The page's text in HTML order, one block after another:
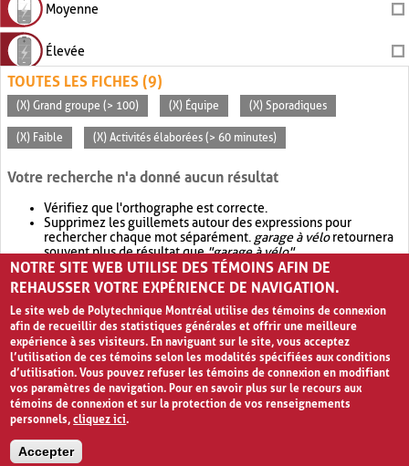
Moyenne
Élevée
TOUTES LES FICHES (9)
(X) Grand groupe (> 100) (X) Équipe (X) Sporadiques
(X) Faible (X) Activités élaborées (> 60 minutes)
Votre recherche n'a donné aucun résultat
Vérifiez que l'orthographe est correcte.
Supprimez les guillemets autour des expressions pour
rechercher chaque mot séparément. garage à véloretournera
souvent plus de résultat que"garage à vélo".
Envisagez d'élargir votre recherche avec OR.garage OR vélo
retournera souvent plus de résultat quegarage à vélo
NOTRE SITE WEB UTILISE DES TÉMOINS AFIN DE
REHAUSSER VOTRE EXPÉRIENCE DE NAVIGATION.
Le site web de Polytechnique Montréal utilise des témoins de connexion
afin de recueillir des statistiques générales et offrir une meilleure
expérience à ses visiteurs. En naviguant sur le site, vous acceptez
l’utilisation de ces témoins selon les modalités spécifiées aux conditions
d’utilisation. Vous pouvez refuser les témoins de connexion en modifiant
vos paramètres de navigation. Pour en savoir plus sur le recours aux
témoins de connexion et sur la protection de vos renseignements
personnels,cliquez ici.
Accepter